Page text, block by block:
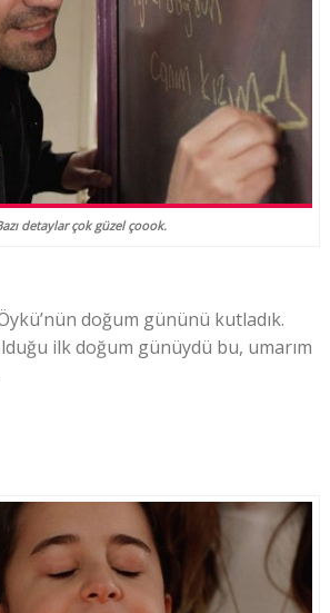
detaylar çok güzel çoook.
doğum gününü kutladık.
ilk doğum günüydü bu, umarım